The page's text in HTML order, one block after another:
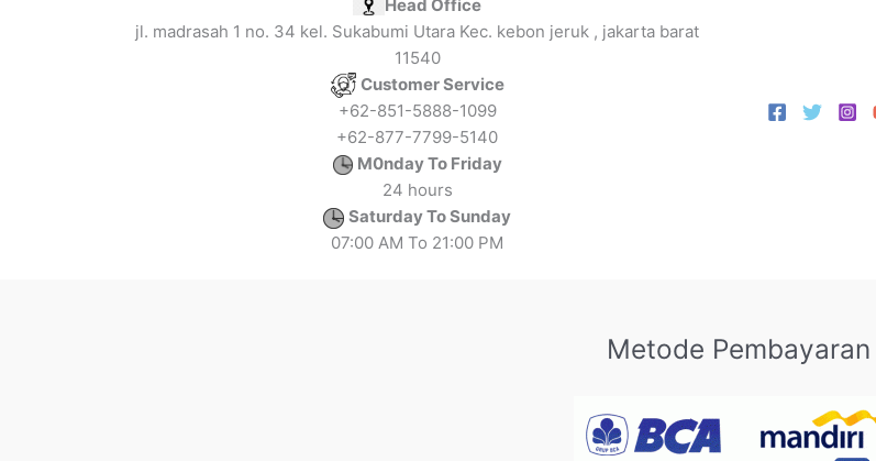
Head Office
jl. madrasah 1 no. 34 kel. Sukabumi Utara Kec. kebon jeruk , jakarta barat
11540
Customer Service
+62-851-5888-1099
+62-877-7799-5140
M0nday To Friday
24 hours
Saturday To Sunday
07:00 AM To 21:00 PM
Metode Pembayaran